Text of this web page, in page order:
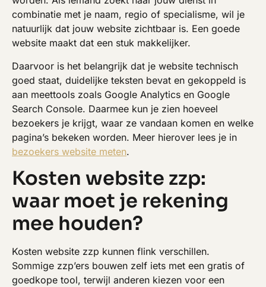
combinatie met je naam, regio of specialisme, wil je
natuurlijk dat jouw website zichtbaar is. Een goede
website maakt dat een stuk makkelijker.
Daarvoor is het belangrijk dat je website technisch
goed staat, duidelijke teksten bevat en gekoppeld is
aan meettools zoals Google Analytics en Google
Search Console. Daarmee kun je zien hoeveel
bezoekers je krijgt, waar ze vandaan komen en welke
pagina’s bekeken worden. Meer hierover lees je in
bezoekers website meten.
Kosten website zzp:
waar moet je rekening
mee houden?
Kosten website zzp kunnen flink verschillen.
Sommige zzp’ers bouwen zelf iets met een gratis of
goedkope tool, terwijl anderen kiezen voor een